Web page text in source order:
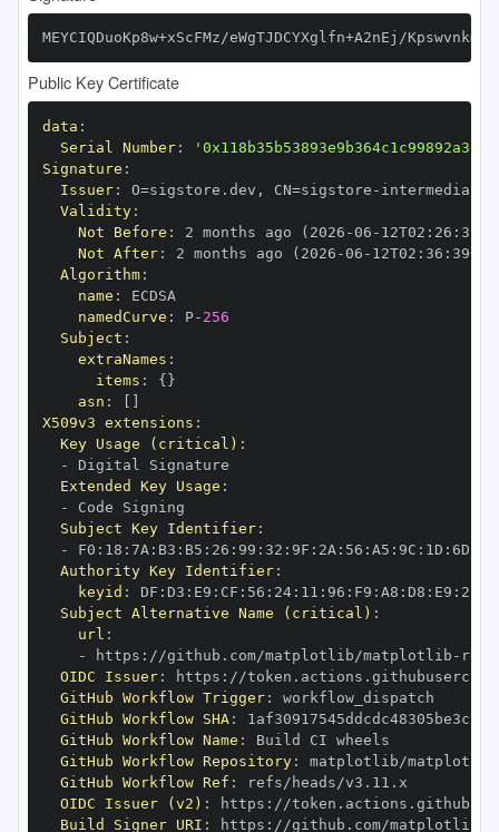
MEYCIQDuoKp8w+xScFMz/eWgTJDCYXglfn+A2nEj/
Public Key Certificate
data :
Serial Number:
Signature :
Issuer: O=sigstore.dev , CN=sigstore -
Validity:
Not Before : 2 months ago (2026 -06 - 12T02 : 26 :
Not After: 2 months ago (2026 -06 - 12T02 : 36 : 39+00
Algorithm:
name :
namedCurve : P- 256
Subject :
extraNames :
items : { }
asn :
X509v3 extensions :
Key Usage (critical) :
-
Extended Key Usage :
-
Subject Key Identifier:
-
F0 : 18 : 7A : B3 : B5 : 26 : 99 : 32 : 9F : 2A : 56 : A5 : 9C : 1D : 6D
Authority Key Identifier:
keyid : DF : D3 : E9 : CF : 56 : 24: 11 : 96 : F9 : A8 : D8 : E9 : 28
Subject Alternative Name (critical) :
url :
-
https : //github.com/matplotlib/matplotlib -
OIDC Issuer: https :
GitHub Workflow Trigger:
GitHub Workflow SHA:
GitHub Workflow Name :
GitHub Workflow Repository: matplotlib/matplotlib
GitHub Workflow Ref :
OIDC Issuer (v2) : https :
Build Signer URI : https : //github.com/matplotlib/